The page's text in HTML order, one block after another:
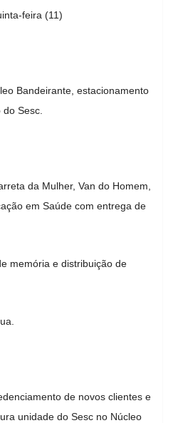
feira (11)
Bandeirante, estacionamento
Sesc.
da Mulher, Van do Homem,
em Saúde com entrega de
memória e distribuição de
de novos clientes e
unidade do Sesc no Núcleo